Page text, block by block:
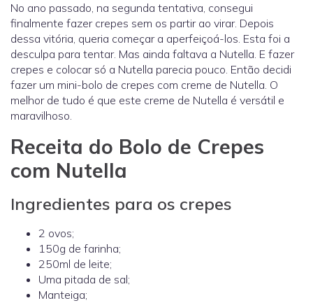
No ano passado, na segunda tentativa, consegui
finalmente fazer crepes sem os partir ao virar. Depois
dessa vitória, queria começar a aperfeiçoá-los. Esta foi a
desculpa para tentar. Mas ainda faltava a Nutella. E fazer
crepes e colocar só a Nutella parecia pouco. Então decidi
fazer um mini-bolo de crepes com creme de Nutella. O
melhor de tudo é que este creme de Nutella é versátil e
maravilhoso.
Receita do Bolo de Crepes
com Nutella
Ingredientes para os crepes
2 ovos;
150g de farinha;
250ml de leite;
Uma pitada de sal;
Manteiga;